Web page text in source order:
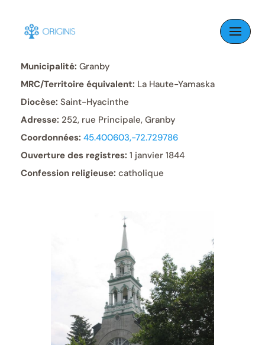
Skip
content
Municipalité: Granby
MRC/Territoire équivalent: La Haute-Yamaska
Diocèse: Saint-Hyacinthe
Adresse: 252, rue Principale, Granby
Coordonnées: 45.400603,-72.729786
Ouverture des registres: 1 janvier 1844
Confession religieuse: catholique